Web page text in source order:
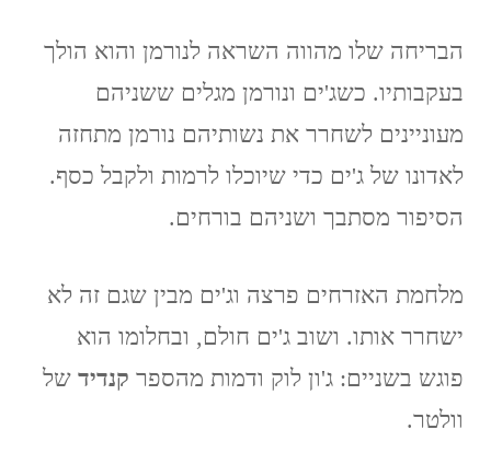
הבריחה שלו מהווה השראה לנורמן והוא הולך
בעקבותיו. כשג'ים ונורמן מגלים ששניהם
מעוניינים לשחרר את נשותיהם נורמן מתחזה
לאדונו של ג'ים כדי שיוכלו לרמות ולקבל כסף.
הסיפור מסתבך ושניהם בורחים.
מלחמת האזרחים פרצה וג'ים מבין שגם זה לא
ישחרר אותו. ושוב ג'ים חולם, ובחלומו הוא
פוגש בשניים: ג'ון לוק ודמות מהספר קנדיד של
וולטר.